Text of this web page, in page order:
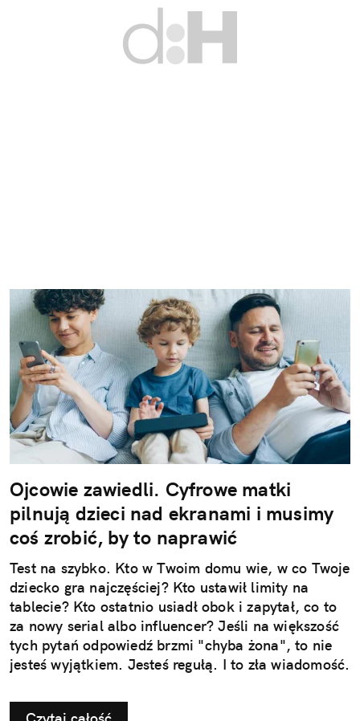
Ojcowie zawiedli. Cyfrowe matki
pilnują dzieci nad ekranami i musimy
coś zrobić, by to naprawić
Test na szybko. Kto w Twoim domu wie, w co Twoje
dziecko gra najczęściej? Kto ustawił limity na
tablecie? Kto ostatnio usiadł obok i zapytał, co to
za nowy serial albo influencer? Jeśli na większość
tych pytań odpowiedź brzmi "chyba żona", to nie
jesteś wyjątkiem. Jesteś regułą. I to zła wiadomość.